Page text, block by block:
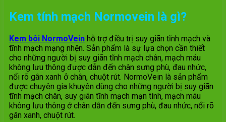
Kem tính mạch Normovein là gì?
Kem bôi NormoVein hỗ trợ điều trị suy giãn tĩnh mạch và
tĩnh mạch mạng nhện. Sản phẩm là sự lựa chọn cần thiết
cho những người bị suy giãn tĩnh mạch chân, mạch máu
không lưu thông được dẫn đến chân sưng phù, đau nhức,
nổi rõ gân xanh ở chân, chuột rút. NormoVein là sản phẩm
được chuyên gia khuyên dùng cho những người bị suy giãn
tĩnh mạch chân, suy giãn tĩnh mạch mạn tính, mạch máu
không lưu thông ở chân dẫn đến sưng phù, đau nhức, nổi rõ
gân xanh, chuột rút.